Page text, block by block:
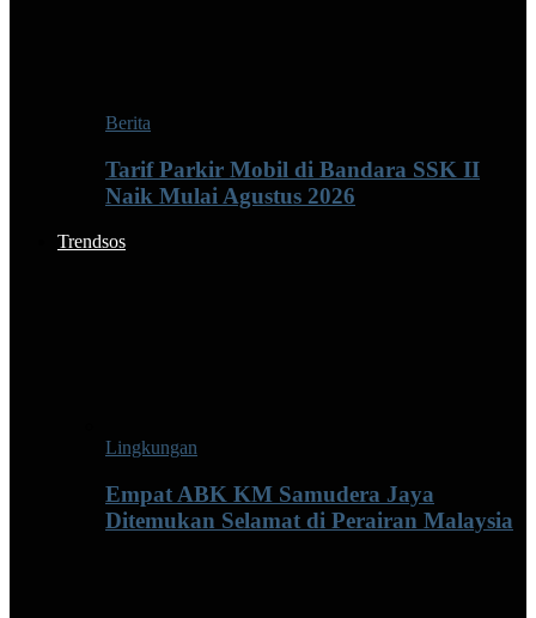
Berita
Tarif Parkir Mobil di Bandara SSK II
Naik Mulai Agustus 2026
Trendsos
Lingkungan
Empat ABK KM Samudera Jaya
Ditemukan Selamat di Perairan Malaysia